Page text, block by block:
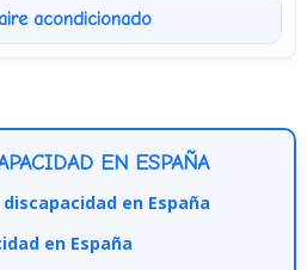
acondicionado
EN ESPAÑA
en España
en España